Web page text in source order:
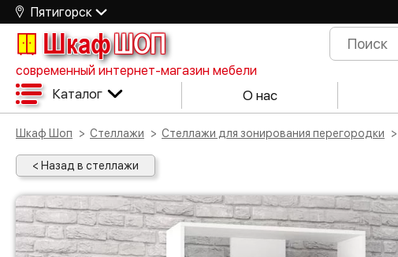
Пятигорск
ШкафШОП
современный интернет-магазин мебели
Каталог О нас
Шкаф Шоп Стеллажи Стеллажи для зонирования перегородки
< Назад в стеллажи